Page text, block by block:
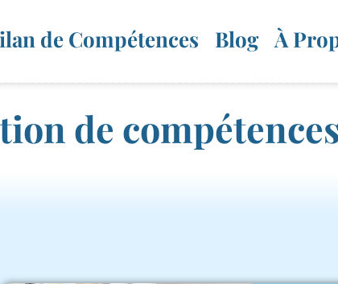
de Compétences Blog À
de